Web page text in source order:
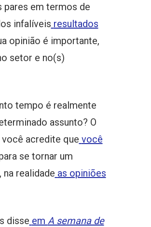
pares em termos de
infalíveis resultados
opinião é importante,
setor e no(s)
tempo é realmente
assunto? O
acredite que você
se tornar um
realidade as opiniões
disse em A semana de